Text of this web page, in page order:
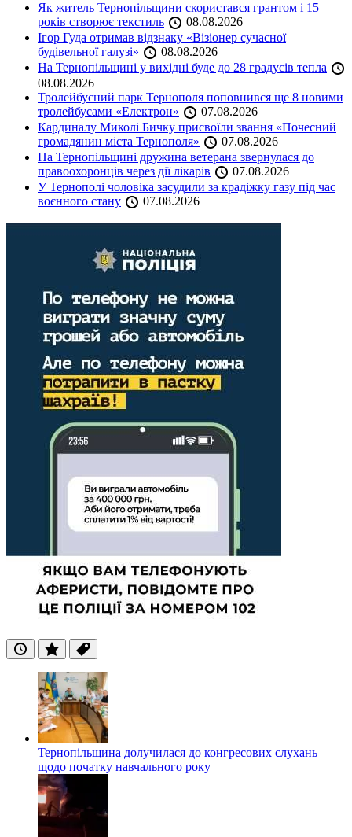
Як житель Тернопільщини скористався грантом і 15
років створює текстиль
08.08.2026
Ігор Гуда отримав відзнаку «Візіонер сучасної
будівельної галузі»
08.08.2026
На Тернопільщині у вихідні буде до 28 градусів тепла
08.08.2026
Тролейбусний парк Тернополя поповнився ще 8 новими
тролейбусами «Електрон»
07.08.2026
Кардиналу Миколі Бичку присвоїли звання «Почесний
громадянин міста Тернополя»
07.08.2026
На Тернопільщині дружина ветерана звернулася до
правоохоронців через дії лікарів
07.08.2026
У Тернополі чоловіка засудили за крадіжку газу під час
воєнного стану
07.08.2026
ОстанніПопулярні
Теги
Тернопільщина долучилася до конгресових слухань
щодо початку навчального року